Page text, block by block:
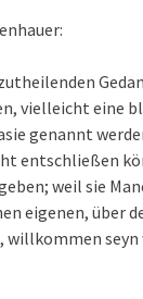
vielleicht eine
genannt
entschließen
weil sie
eigenen, über
seyn